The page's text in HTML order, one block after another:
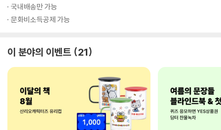
국내배송만 가능
문화비소득공제 가능
이 분야의 이벤트 21